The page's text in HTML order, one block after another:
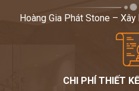
Hoàng Gia Phát Stone –
CHI PHÍ THIẾT